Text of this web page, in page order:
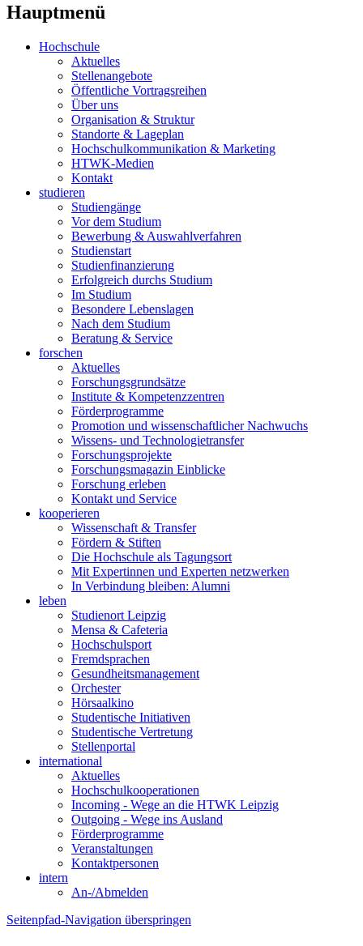
Hauptmenü
Hochschule
Aktuelles
Stellenangebote
Öffentliche Vortragsreihen
Über uns
Organisation & Struktur
Standorte & Lageplan
Hochschulkommunikation & Marketing
HTWK-Medien
Kontakt
studieren
Studiengänge
Vor dem Studium
Bewerbung & Auswahlverfahren
Studienstart
Studienfinanzierung
Erfolgreich durchs Studium
Im Studium
Besondere Lebenslagen
Nach dem Studium
Beratung & Service
forschen
Aktuelles
Forschungsgrundsätze
Institute & Kompetenzzentren
Förderprogramme
Promotion und wissenschaftlicher Nachwuchs
Wissens- und Technologietransfer
Forschungsprojekte
Forschungsmagazin Einblicke
Forschung erleben
Kontakt und Service
kooperieren
Wissenschaft & Transfer
Fördern & Stiften
Die Hochschule als Tagungsort
Mit Expertinnen und Experten netzwerken
In Verbindung bleiben: Alumni
leben
Studienort Leipzig
Mensa & Cafeteria
Hochschulsport
Fremdsprachen
Gesundheitsmanagement
Orchester
Hörsaalkino
Studentische Initiativen
Studentische Vertretung
Stellenportal
international
Aktuelles
Hochschulkooperationen
Incoming - Wege an die HTWK Leipzig
Outgoing - Wege ins Ausland
Förderprogramme
Veranstaltungen
Kontaktpersonen
intern
An-/Abmelden
Seitenpfad-Navigation überspringen